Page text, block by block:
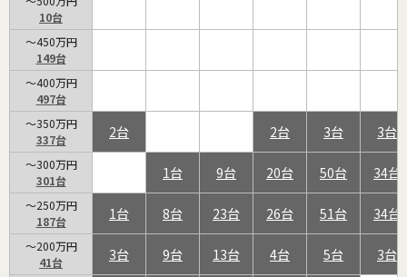
10
～450万円
149
～400万円
497
～350万円
337
2 2 3 3
～300万円
301
1 9 20 50 34
～250万円
187
1 8 23 26 51 34
～200万円
41
3 9 13 4 5 3